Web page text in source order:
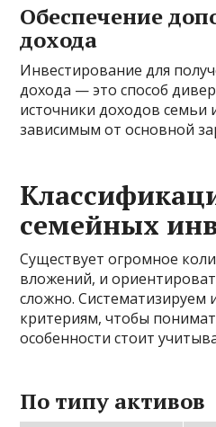
Обеспечение
дохода
Инвестирование для
дохода — это способ
источники доходов семьи
зависимым от основной
семейных
Существует огромное
вложений, и
сложно. Систематизируем
критериям, чтобы
особенности стоит
По типу активов